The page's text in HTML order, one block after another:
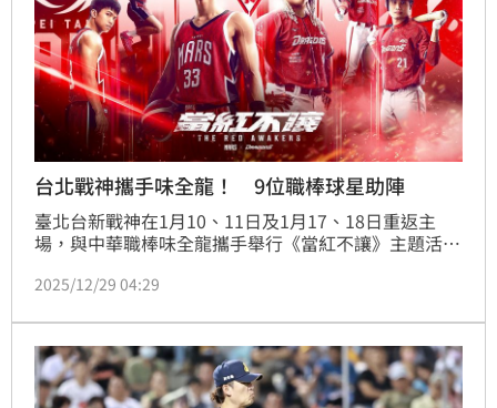
台北戰神攜手味全龍！ 9位職棒球星助陣
臺北台新戰神在1月10、11日及1月17、18日重返主
場，與中華職棒味全龍攜手舉行《當紅不讓》主題活
人帶動全場氣氛。
2025/12/29 04:29